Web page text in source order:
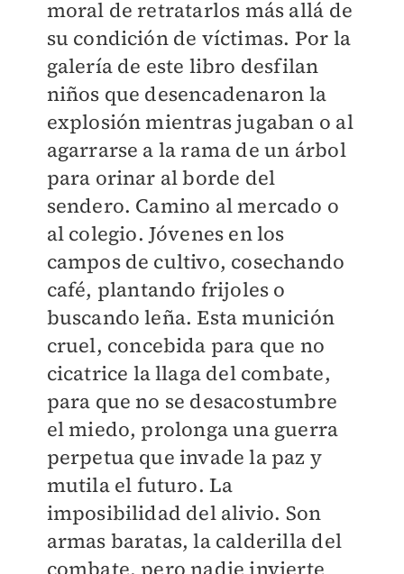
moral de retratarlos más allá de
su condición de víctimas. Por la
galería de este libro desfilan
niños que desencadenaron la
explosión mientras jugaban o al
agarrarse a la rama de un árbol
para orinar al borde del
sendero. Camino al mercado o
al colegio. Jóvenes en los
campos de cultivo, cosechando
café, plantando frijoles o
buscando leña. Esta munición
cruel, concebida para que no
cicatrice la llaga del combate,
para que no se desacostumbre
el miedo, prolonga una guerra
perpetua que invade la paz y
mutila el futuro. La
imposibilidad del alivio. Son
armas baratas, la calderilla del
combate, pero nadie invierte